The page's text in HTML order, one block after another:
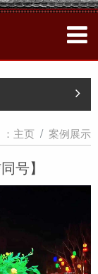
主页 案例展示
号】